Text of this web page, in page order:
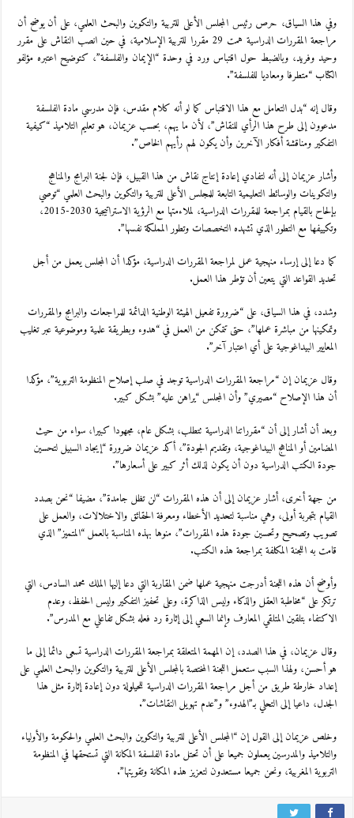
وفي هذا السياق، حرص رئيس المجلس الأعلى للتربية والتكوين والبحث العلمي، على أن يوضح أن
مراجعة المقررات الدراسية همت 29 مقررا للتربية الإسلامية، في حين انصب النقاش على مقرر
وحيد وفريد، وبالضبط حول اقتباس ورد في وحدة “الإيمان والفلسفة”، كتوضيح اعتبره مؤلفو
الكتاب “متطرفا ومعاديا للفلسفة”.
وقال إنه “بدل التعامل مع هذا الاقتباس كما لو أنه كلام مقدس، فإن مدرسي مادة الفلسفة
مدعوون إلى طرح هذا الرأي للنقاش”، لأن ما يهم، بحسب عزيمان، هو تعليم التلاميذ “كيفية
التفكير ومناقشة أفكار الآخرين وأن يكون لهم رأيهم الخاص”.
وأشار عزيمان إلى أنه لتفادي إعادة إنتاج نقاش من هذا القبيل، فإن لجنة البرامج والمناهج
والتكوينات والوسائط التعليمية التابعة للمجلس الأعلى للتربية والتكوين والبحث العلمي “توصي
بإلحاح بالقيام بمراجعة للمقررات الدراسية، لملاءمتها مع الرؤية الاستراتيجية 2030-2015،
وتكييفها مع التطور الذي تشهده التخصصات وتطور المملكة نفسها”.
كما دعا إلى إرساء منهجية عمل لمراجعة المقررات الدراسية، مؤكدا أن المجلس يعمل من أجل
تحديد القواعد التي يتعين أن تؤطر هذا العمل.
وشدد، في هذا السياق، على “ضرورة تفعيل الهيئة الوطنية الدائمة للمراجعات والبرامج والمقررات
وتمكينها من مباشرة عملها”، حتى تتمكن من العمل في “هدوء وبطريقة علمية وموضوعية عبر تغليب
المعايير البيداغوجية على أي اعتبار آخر”.
وقال عزيمان إن “مراجعة المقررات الدراسية توجد في صلب إصلاح المنظومة التربوية”، مؤكدا
أن هذا الإصلاح “مصيري” وأن المجلس “يراهن عليه” بشكل كبير.
وبعد أن أشار إلى أن “مقرراتنا الدراسية تتطلب، بشكل عام، مجهودا كبيرا، سواء من حيث
المضامين أو المناهج البيداغوجية، وتقديم الجودة”، أكد عزيمان ضرورة “إيجاد السبيل لتحسين
جودة الكتب الدراسية دون أن يكون لذلك أثر كبير على أسعارها”.
من جهة أخرى، أشار عزيمان إلى أن هذه المقررات “لن تظل جامدة”، مضيفا “نحن بصدد
القيام بتجربة أولى، وهي مناسبة لتحديد الأخطاء ومعرفة الحقائق والاختلالات، والعمل على
تصويب وتصحيح وتحسين جودة هذه المقررات”، منوها بهذه المناسبة بالعمل “المتميز” الذي
قامت به اللجنة المكلفة بمراجعة هذه الكتب.
وأوضح أن هذه اللجنة أدرجت منهجية عملها ضمن المقاربة التي دعا إليها الملك محمد السادس، التي
ترتكز على “مخاطبة العقل والذكاء وليس الذاكرة، وعلى تحفيز التفكير وليس الحفظ، وعدم
الاكتفاء بتلقين المتلقي المعارف وإنما السعي إلى إثارة رد فعله بشكل تفاعلي مع المدرس”.
وقال عزيمان، في هذا الصدد، إن المهمة المتعلقة بمراجعة المقررات الدراسية تسعى دائما إلى ما
هو أحسن، ولهذا السبب ستعمل اللجنة المختصة بالمجلس الأعلى للتربية والتكوين والبحث العلمي على
إعداد خارطة طريق من أجل مراجعة المقررات الدراسية للحيلولة دون إعادة إثارة مثل هذا
الجدل، داعيا إلى التحلي بـ”الهدوء” و”عدم تهويل النقاشات”.
وخلص عزيمان إلى القول إن “المجلس الأعلى للتربية والتكوين والبحث العلمي والحكومة والأولياء
والتلاميذ والمدرسين يعملون جميعا على أن تحتل مادة الفلسفة المكانة التي تستحقها في المنظومة
التربوية المغربية، ونحن جميعا مستعدون لتعزيز هذه المكانة وتقويتها”.